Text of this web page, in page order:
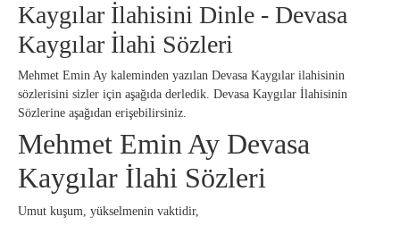
Kaygılar İlahisini Dinle - Devasa
Kaygılar İlahi Sözleri
Mehmet Emin Ay kaleminden yazılan Devasa Kaygılar ilahisinin
sözlerisini sizler için aşağıda derledik. Devasa Kaygılar İlahisinin
Sözlerine aşağıdan erişebilirsiniz.
Mehmet Emin Ay Devasa
Kaygılar İlahi Sözleri
Umut kuşum, yükselmenin vaktidir,